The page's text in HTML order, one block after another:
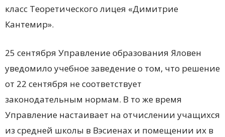
класс Теоретического лицея «Димитрие
Кантемир».
25 сентября Управление образования Яловен
уведомило учебное заведение о том, что решение
от 22 сентября не соответствует
законодательным нормам. В то же время
Управление настаивает на отчислении учащихся
из средней школы в Вэсиенах и помещении их в